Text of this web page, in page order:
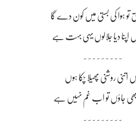
تو ہوا کی بستی میں کون دے گا
اپنا دیا جلالوں یہی بہت ہے
~~~~~~~~~
اتنی روشنی پھیلا چُکا ہوں
بھی جاؤں تو اب غم نہیں ہے
~~~~~~~~~